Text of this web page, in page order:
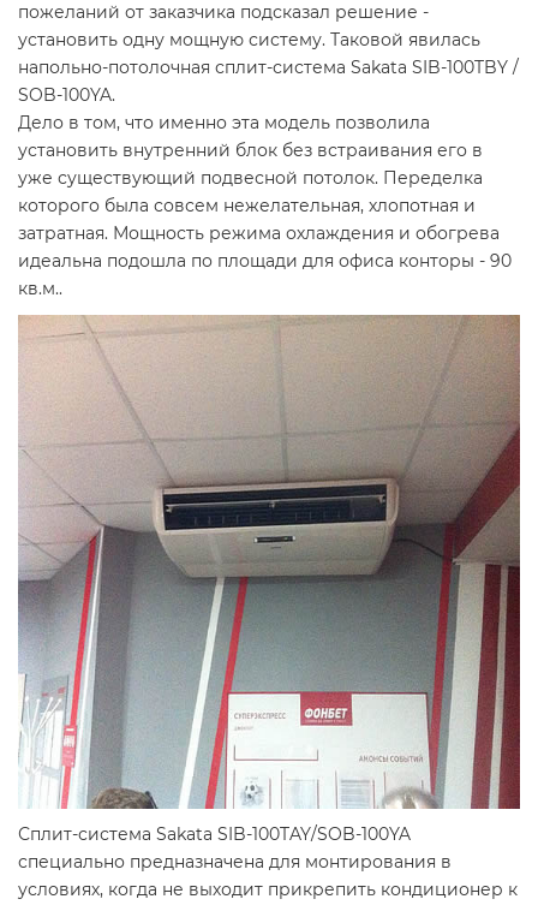
пожеланий от заказчика подсказал решение -
установить одну мощную систему. Таковой явилась
напольно-потолочная сплит-система Sakata SIB-100TBY /
SOB-100YA.
Дело в том, что именно эта модель позволила
установить внутренний блок без встраивания его в
уже существующий подвесной потолок. Переделка
которого была совсем нежелательная, хлопотная и
затратная. Мощность режима охлаждения и обогрева
идеальна подошла по площади для офиса конторы - 90
кв.м..
Сплит-система Sakata SIB-100TAY/SOB-100YA
специально предназначена для монтирования в
условиях, когда не выходит прикрепить кондиционер к